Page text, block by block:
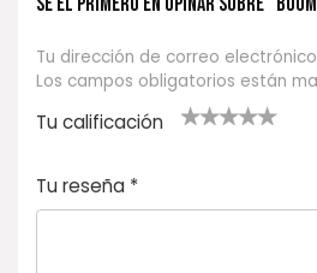
Tu dirección de correo
Los campos obligatorios están
Tu calificación
e
5
las
s
Tu reseña *